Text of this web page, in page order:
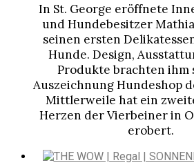
In St. George eröffnete
und Hundebesitzer
seinen ersten
Hunde. Design,
Produkte brachten ihm
Auszeichnung Hundeshop
Mittlerweile hat ein
Herzen der Vierbeiner in
erobert.